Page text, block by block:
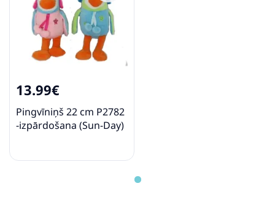
13.99€
Pingvīniņš 22 cm P2782
-izpārdošana (Sun-Day)